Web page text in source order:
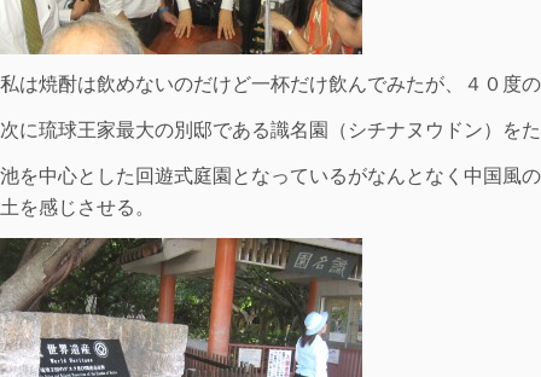
私は焼酎は飲めないのだけど一杯だけ飲んでみたが、４０度
次に琉球王家最大の別邸である識名園（シチナヌウドン）を
池を中心とした回遊式庭園となっているがなんとなく中国風
土を感じさせる。